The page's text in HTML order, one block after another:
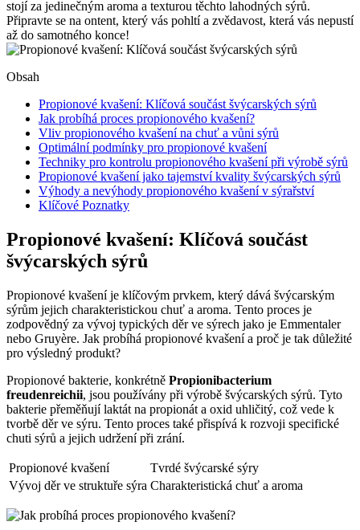
stojí za jedinečným aroma a texturou těchto lahodných sýrů.
Připravte se na ontent, který vás pohltí a zvědavost, která vás nepustí
až do samotného konce!
Obsah
Propionové kvašení: Klíčová součást švýcarských sýrů
Jak probíhá proces propionového kvašení?
Vliv propionového kvašení na chuť a vůni sýrů
Optimální podmínky pro propionové kvašení
Techniky pro kontrolu propionového kvašení při výrobě sýrů
Propionové kvašení jako tajemství kvality švýcarských sýrů
Výhody a nevýhody propionového kvašení v sýrařství
Klíčové Poznatky
Propionové kvašení: Klíčová součást
švýcarských sýrů
Propionové kvašení je klíčovým prvkem, který dává švýcarským
sýrům jejich charakteristickou chuť a aroma. Tento proces je
zodpovědný za vývoj typických děr ve sýrech jako je Emmentaler
nebo Gruyère. Jak probíhá propionové kvašení a proč je tak důležité
pro výsledný produkt?
Propionové bakterie, konkrétně Propionibacterium
freudenreichii, jsou používány při výrobě švýcarských sýrů. Tyto
bakterie přeměňují laktát na propionát a oxid uhličitý, což vede k
tvorbě děr ve sýru. Tento proces také přispívá k rozvoji specifické
chuti sýrů a jejich udržení při zrání.
Propionové kvašení
Tvrdé švýcarské sýry
Vývoj děr ve struktuře sýra Charakteristická chuť a aroma